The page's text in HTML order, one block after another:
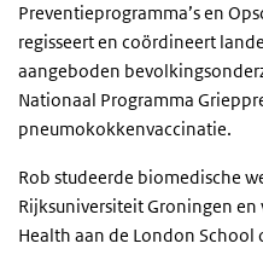
Preventieprogramma’s en
regisseert en coördineert
aangeboden
Nationaal Programma
pneumokokkenvaccinatie.
Rob studeerde biomedische
Rijksuniversiteit Groningen
Health aan de London School